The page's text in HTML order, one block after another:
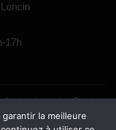
17h
réservés. Gestion
la meilleure